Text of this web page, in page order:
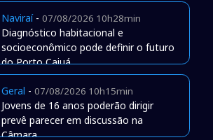
Naviraí- 07/08/2026 10h28min
Diagnóstico habitacional e
socioeconômico pode definir o futuro
do Porto Caiuá
Geral - 07/08/2026 10h15min
Jovens de 16 anos poderão dirigir
prevê parecer em discussão na
Câmara